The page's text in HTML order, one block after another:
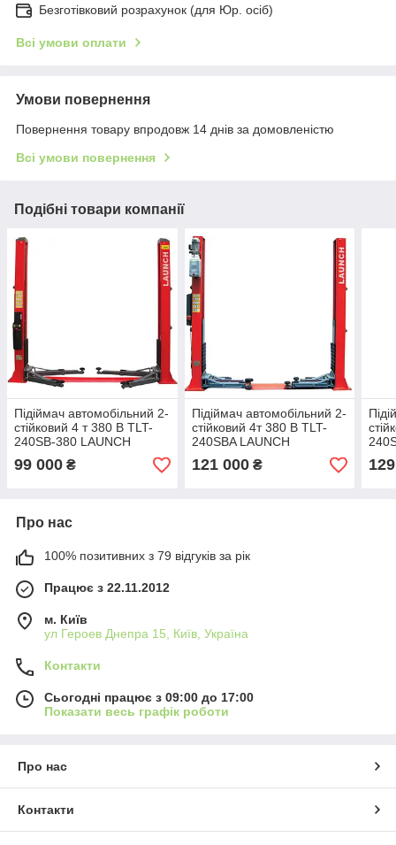
Безготівковий розрахунок (для Юр. осіб)
Всі умови оплати
Умови повернення
Повернення товару впродовж 14 днів за домовленістю
Всі умови повернення
Подібні товари компанії
Підіймач автомобільний 2-
стійковий 4 т 380 В TLT-
240SB-380 LAUNCH
99 000 ₴
Підіймач автомобільний 2-
стійковий 4т 380 В TLT-
240SBA LAUNCH
121 000₴
Про нас
100% позитивних з 79 відгуків за рік
Працює з 22.11.2012
м. Київ
ул Героев Днепра 15, Київ, Україна
Контакти
Сьогодні працює з 09:00 до 17:00
Показати весь графік роботи
Про нас
Контакти